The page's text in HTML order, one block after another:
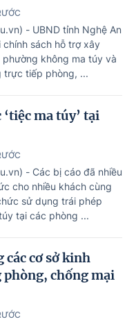
- UBND tỉnh Nghệ An
chính sách hỗ trợ xây
không ma túy và
trực tiếp phòng, ...
ma túy’ tại
- Các bị cáo đã nhiều
cho nhiều khách cùng
sử dụng trái phép
tại các phòng ...
cơ sở kinh
phòng, chống mại